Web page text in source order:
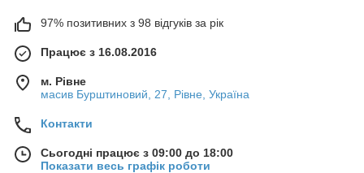
97% позитивних з 98 відгуків за рік
Працює з 16.08.2016
м. Рівне
масив Бурштиновий, 27, Рівне, Україна
Контакти
Сьогодні працює з 09:00 до 18:00
Показати весь графік роботи